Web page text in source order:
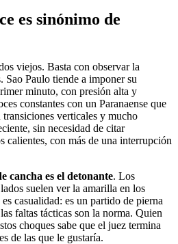
es sinónimo de
viejos. Basta con observar la
Sao Paulo tiende a imponer su
minuto, con presión alta y
constantes con un Paranaense que
verticales y mucho
sin necesidad de citar
calientes, con más de una interrupción
cancha es el detonante. Los
suelen ver la amarilla en los
casualidad: es un partido de pierna
faltas tácticas son la norma. Quien
choques sabe que el juez termina
de las que le gustaría.